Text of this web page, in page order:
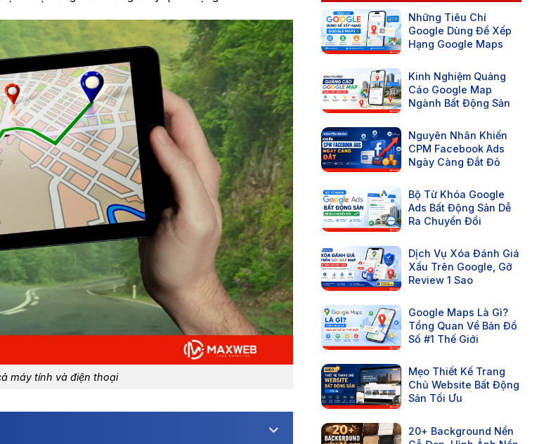
máy tính và điện thoại
Những Tiêu Chí
Google Dùng Để Xếp
Hạng Google Maps
Kinh Nghiệm Quảng
Cáo Google Map
Ngành Bất Động Sản
Nguyên Nhân Khiến
CPM Facebook Ads
Ngày Càng Đắt Đỏ
Bộ Từ Khóa Google
Ads Bất Động Sản Dễ
Ra Chuyển Đổi
Dịch Vụ Xóa Đánh Giá
Xấu Trên Google, Gỡ
Review 1 Sao
Google Maps Là Gì?
Tổng Quan Về Bản Đồ
Số #1 Thế Giới
Mẹo Thiết Kế Trang
Chủ Website Bất Động
Sản Tối Ưu
20+ Background Nền